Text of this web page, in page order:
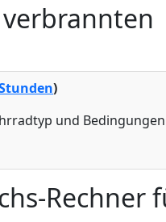
)
und
Rechner